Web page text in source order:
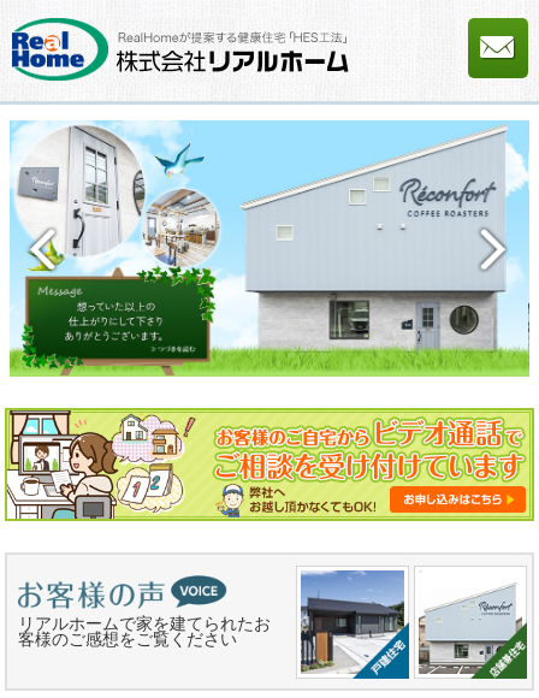
リアルホームで家を建てられたお
客様のご感想をご覧ください